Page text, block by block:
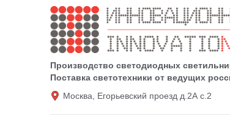
Производство светодиодных
Поставка светотехники от ведущих
Москва, Егорьевский проезд д.2А с.2